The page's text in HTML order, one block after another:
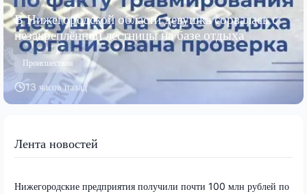
В Нижегородской области девушка сорвалась с
незакреплённой лестницы на базе отдыха
Происшествия
13 часов назад
Лента новостей
Нижегородские предприятия получили почти 100 млн рублей по